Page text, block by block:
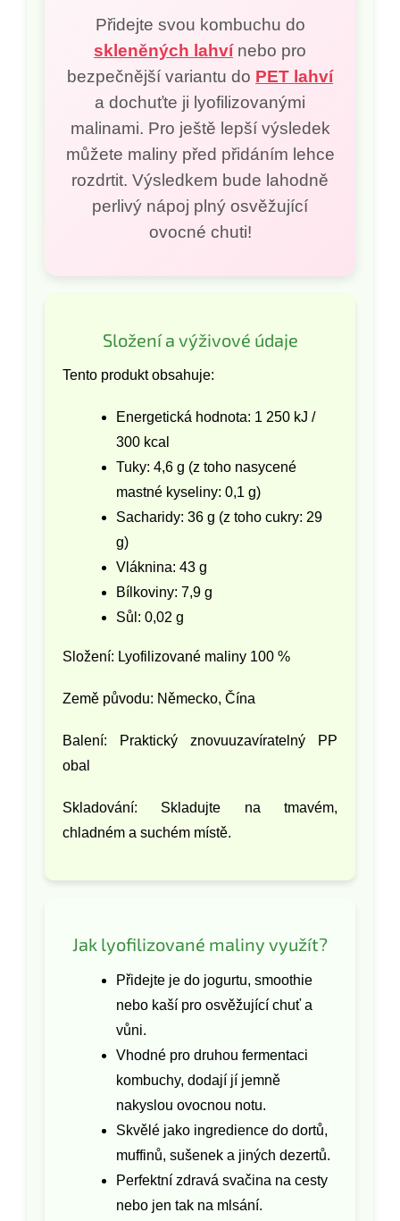
Přidejte svou kombuchu do
skleněných lahvínebo pro
bezpečnější variantu do PET lahví
a dochuťte ji lyofilizovanými
malinami. Pro ještě lepší výsledek
můžete maliny před přidáním lehce
rozdrtit. Výsledkem bude lahodně
perlivý nápoj plný osvěžující
ovocné chuti!
Složení a výživové údaje
Tento produkt obsahuje:
Energetická hodnota: 1 250 kJ /
300 kcal
Tuky: 4,6 g (z toho nasycené
mastné kyseliny: 0,1 g)
Sacharidy: 36 g (z toho cukry: 29
g)
Vláknina: 43 g
Bílkoviny: 7,9 g
Sůl: 0,02 g
Složení: Lyofilizované maliny 100 %
Země původu: Německo, Čína
Balení: Praktický znovuuzavíratelný PP
obal
Skladování: Skladujte na tmavém,
chladném a suchém místě.
Jak lyofilizované maliny využít?
Přidejte je do jogurtu, smoothie
nebo kaší pro osvěžující chuť a
vůni.
Vhodné pro druhou fermentaci
kombuchy, dodají jí jemně
nakyslou ovocnou notu.
Skvělé jako ingredience do dortů,
muffinů, sušenek a jiných dezertů.
Perfektní zdravá svačina na cesty
nebo jen tak na mlsání.